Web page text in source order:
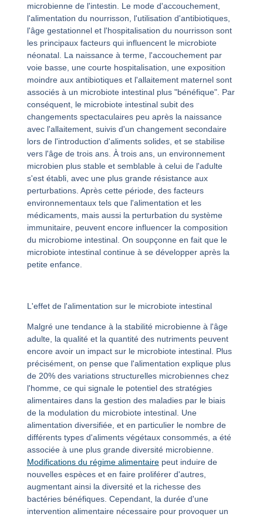
microbienne de l'intestin. Le mode d'accouchement,
l'alimentation du nourrisson, l'utilisation d'antibiotiques,
l'âge gestationnel et l'hospitalisation du nourrisson sont
les principaux facteurs qui influencent le microbiote
néonatal. La naissance à terme, l'accouchement par
voie basse, une courte hospitalisation, une exposition
moindre aux antibiotiques et l'allaitement maternel sont
associés à un microbiote intestinal plus "bénéfique". Par
conséquent, le microbiote intestinal subit des
changements spectaculaires peu après la naissance
avec l'allaitement, suivis d'un changement secondaire
lors de l'introduction d'aliments solides, et se stabilise
vers l'âge de trois ans. À trois ans, un environnement
microbien plus stable et semblable à celui de l'adulte
s'est établi, avec une plus grande résistance aux
perturbations. Après cette période, des facteurs
environnementaux tels que l'alimentation et les
médicaments, mais aussi la perturbation du système
immunitaire, peuvent encore influencer la composition
du microbiome intestinal. On soupçonne en fait que le
microbiote intestinal continue à se développer après la
petite enfance.
L'effet de l'alimentation sur le microbiote intestinal
Malgré une tendance à la stabilité microbienne à l'âge
adulte, la qualité et la quantité des nutriments peuvent
encore avoir un impact sur le microbiote intestinal. Plus
précisément, on pense que l'alimentation explique plus
de 20% des variations structurelles microbiennes chez
l'homme, ce qui signale le potentiel des stratégies
alimentaires dans la gestion des maladies par le biais
de la modulation du microbiote intestinal. Une
alimentation diversifiée, et en particulier le nombre de
différents types d'aliments végétaux consommés, a été
associée à une plus grande diversité microbienne.
Modifications du régime alimentairepeut induire de
nouvelles espèces et en faire proliférer d'autres,
augmentant ainsi la diversité et la richesse des
bactéries bénéfiques. Cependant, la durée d'une
intervention alimentaire nécessaire pour provoquer un